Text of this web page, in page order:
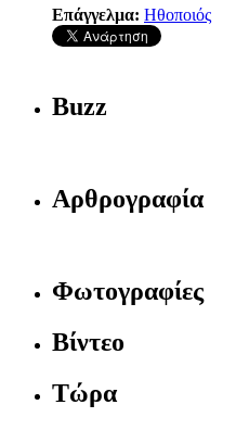
Επάγγελμα: Ηθοποιός
Buzz
Αρθρογραφία
Φωτογραφίες
Βίντεο
Τώρα